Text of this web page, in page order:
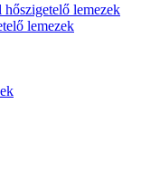
lemezek
lemezek